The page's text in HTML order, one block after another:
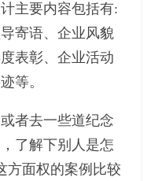
主要内容包括有:
寄语、企业风貌
表彰、企业活动
等。
者去一些道纪念
了解下别人是怎
方面权的案例比较